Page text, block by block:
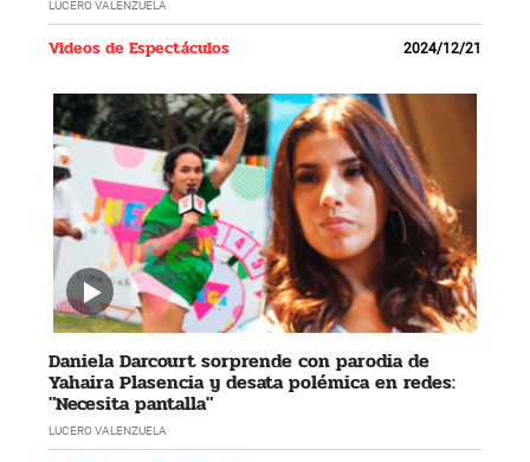
LUCERO VALENZUELA
Videos de Espectáculos 2024/12/21
Daniela Darcourt sorprende con parodia de
Yahaira Plasencia y desata polémica en redes:
"Necesita pantalla"
LUCERO VALENZUELA